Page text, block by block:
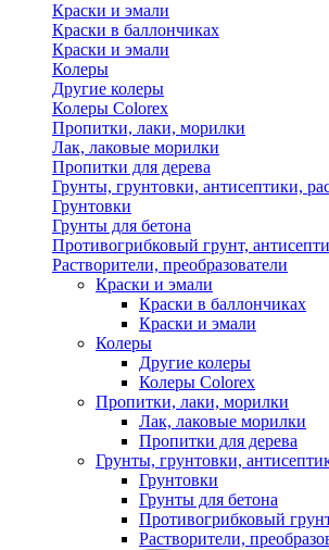
Краски и эмали
Краски в баллончиках
Краски и эмали
Колеры
Другие колеры
Колеры Colorex
Пропитки, лаки, морилки
Лак, лаковые морилки
Пропитки для дерева
Грунты, грунтовки, антисептики,
Грунтовки
Грунты для бетона
Противогрибковый грунт,
Растворители, преобразователи
Краски и эмали
Краски в баллончиках
Краски и эмали
Колеры
Другие колеры
Колеры Colorex
Пропитки, лаки, морилки
Лак, лаковые морилки
Пропитки для дерева
Грунты, грунтовки,
Грунтовки
Грунты для бетона
Противогрибковый
Растворители,